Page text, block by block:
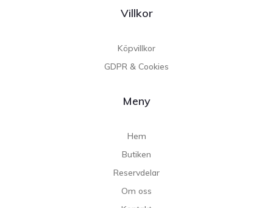
Villkor
Köpvillkor
GDPR & Cookies
Meny
Hem
Butiken
Reservdelar
Om oss